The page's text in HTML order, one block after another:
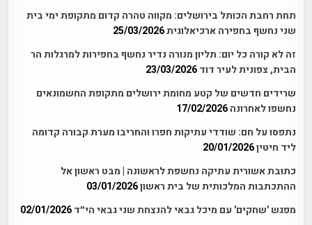
תחת רחבת הכותל בירושלים: מקווה טהרה קדום מתקופת ימי בית
שני נחשף בחפירה ארכיאלוגית25/03/2026
זה לא קורה כל יום: תליון מנורה נדיר נחשף בחפירות למרגלות הר
הבית, צפונית לעיר דוד 23/03/2026
שרידים חדשים של קטע מחומת ירושלים מתקופת החשמונאים
נחשפו לאחרונה 17/02/2026
נתפסו על חם: שודדי עתיקות חפרו והחריבו מערת קבורה קדומה
ליד חיטין20/01/2026
כתובת אשורית עתיקה נחשפת לראשונה | מבט ראשון אל
ההתכתבות המלכותית של בית ראשון03/01/2026
מפגש 'שחקים' עם מיכל גבאי להנצחת שני גבאי הי״ד 02/01/2026